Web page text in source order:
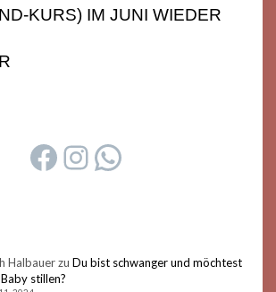
KURS) IM JUNI WIEDER
FACEBOOK
INSTAGRAM
WHATSAPP
HalbauerzuDu bist schwanger und möchtest
stillen?